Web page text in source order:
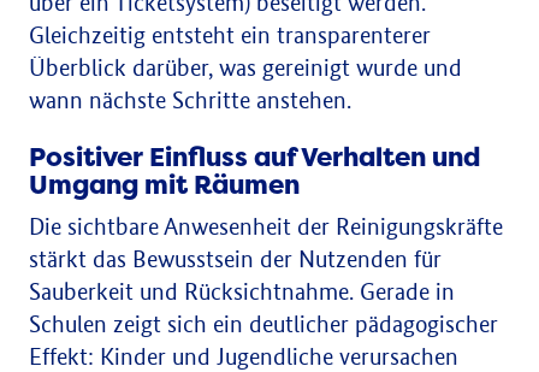
über ein Ticketsystem) beseitigt werden.
Gleichzeitig entsteht ein transparenterer
Überblick darüber, was gereinigt wurde und
wann nächste Schritte anstehen.
Positiver Einfluss auf Verhalten und
Umgang mit Räumen
Die sichtbare Anwesenheit der Reinigungskräfte
stärkt das Bewusstsein der Nutzenden für
Sauberkeit und Rücksichtnahme. Gerade in
Schulen zeigt sich ein deutlicher pädagogischer
Effekt: Kinder und Jugendliche verursachen